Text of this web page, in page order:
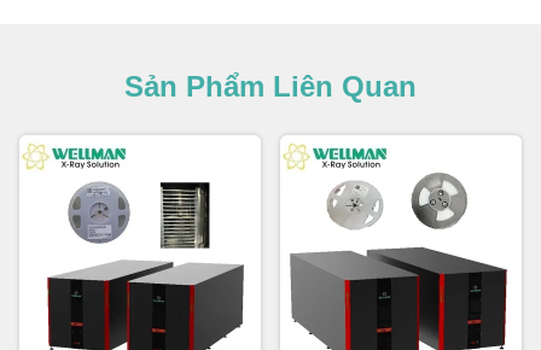
Sản Phẩm Liên Quan